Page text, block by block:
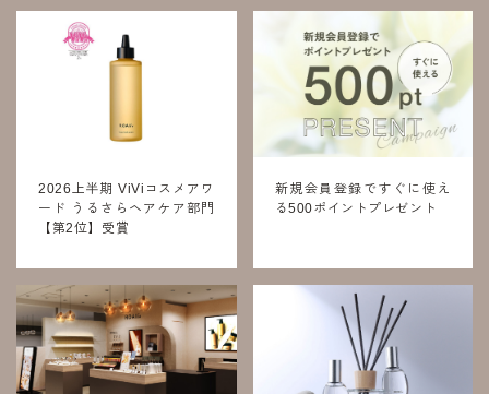
2026上半期 ViViコスメアワ
ード うるさらヘアケア部門
【第2位】受賞
新規会員登録ですぐに使え
る500ポイントプレゼント